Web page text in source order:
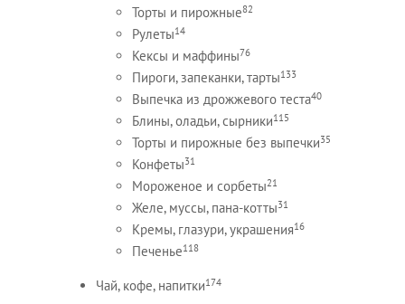
Торты и пирожные82
Рулеты14
Кексы и маффины76
Пироги, запеканки, тарты133
Выпечка из дрожжевого теста40
Блины, оладьи, сырники115
Торты и пирожные без выпечки35
Конфеты31
Мороженое и сорбеты21
Желе, муссы, пана-котты31
Кремы, глазури, украшения16
Печенье118
Чай, кофе, напитки174